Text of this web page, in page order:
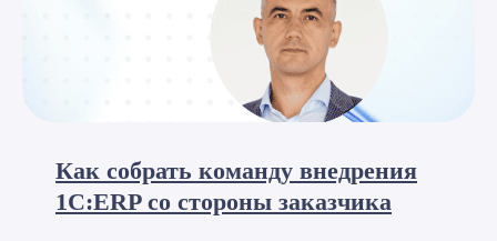
Как собрать команду внедрения
1C:ERP со стороны заказчика